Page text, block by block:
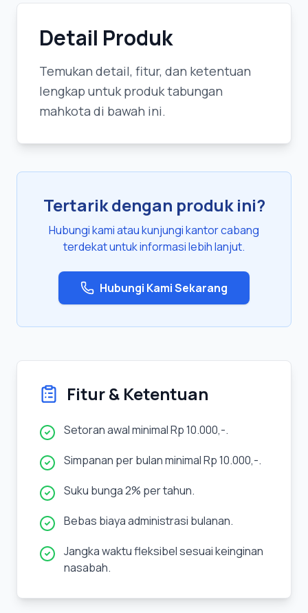
Detail Produk
Temukan detail, fitur, dan ketentuan
lengkap untuk produk tabungan
mahkota di bawah ini.
Tertarik dengan produk ini?
Hubungi kami atau kunjungi kantor cabang
terdekat untuk informasi lebih lanjut.
Hubungi Kami Sekarang
Fitur & Ketentuan
Setoran awal minimal Rp 10.000,-.
Simpanan per bulan minimal Rp 10.000,-.
Suku bunga 2% per tahun.
Bebas biaya administrasi bulanan.
Jangka waktu fleksibel sesuai keinginan
nasabah.